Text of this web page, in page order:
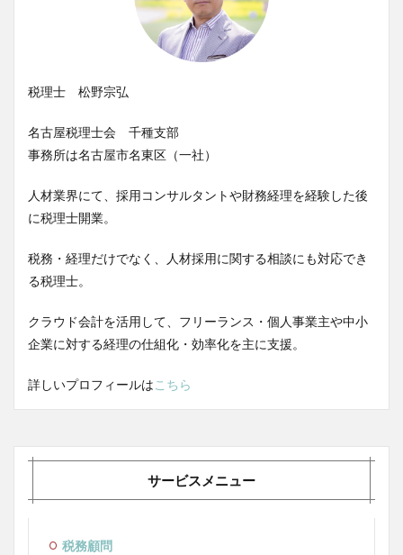
税理士 松野宗弘
名古屋税理士会 千種支部
事務所は名古屋市名東区（一社）
人材業界にて、採用コンサルタントや財務経理を経験した後
に税理士開業。
税務・経理だけでなく、人材採用に関する相談にも対応でき
る税理士。
クラウド会計を活用して、フリーランス・個人事業主や中小
企業に対する経理の仕組化・効率化を主に支援。
詳しいプロフィールは こちら
サービスメニュー
税務顧問